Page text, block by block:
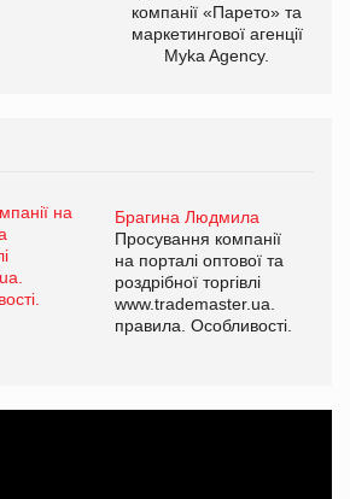
компанії «Парето» та
маркетингової агенції
Myka Agency.
Брагина Людмила
Просування компанії
на порталі оптової та
роздрібної торгівлі
www.trademaster.ua.
правила. Особливості.